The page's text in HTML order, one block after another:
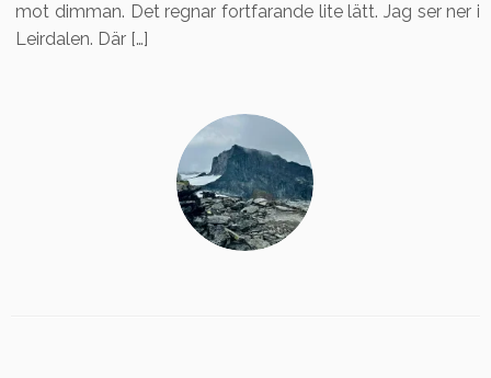
mot dimman. Det regnar fortfarande lite lätt. Jag ser ner i
Leirdalen. Där […]